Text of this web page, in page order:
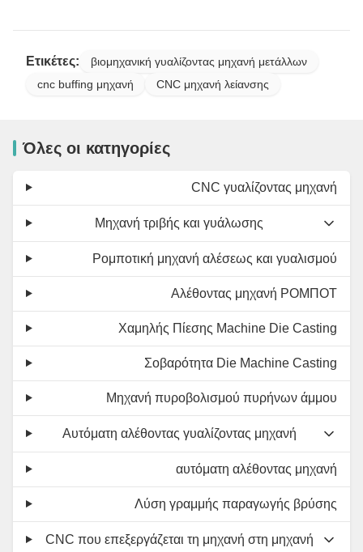
Ετικέτες:
βιομηχανική γυαλίζοντας μηχανή μετάλλων
cnc buffing μηχανή
CNC μηχανή λείανσης
Όλες οι κατηγορίες
CNC γυαλίζοντας μηχανή
Μηχανή τριβής και γυάλωσης
Ρομποτική μηχανή αλέσεως και γυαλισμού
Αλέθοντας μηχανή ΡΟΜΠΟΤ
Χαμηλής Πίεσης Machine Die Casting
Σοβαρότητα Die Machine Casting
Μηχανή πυροβολισμού πυρήνων άμμου
Αυτόματη αλέθοντας γυαλίζοντας μηχανή
αυτόματη αλέθοντας μηχανή
Λύση γραμμής παραγωγής βρύσης
CNC που επεξεργάζεται τη μηχανή στη μηχανή